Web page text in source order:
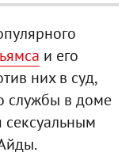
и его
них в суд,
службы в доме
сексуальным